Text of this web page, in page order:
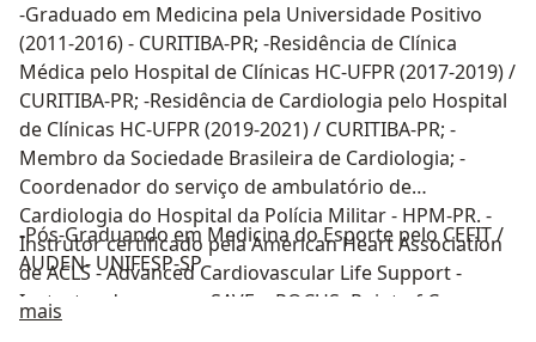
-Graduado em Medicina pela Universidade Positivo
(2011-2016) - CURITIBA-PR; -Residência de Clínica
Médica pelo Hospital de Clínicas HC-UFPR (2017-2019) /
CURITIBA-PR; -Residência de Cardiologia pelo Hospital
de Clínicas HC-UFPR (2019-2021) / CURITIBA-PR; -
Membro da Sociedade Brasileira de Cardiologia; -
Coordenador do serviço de ambulatório de
Cardiologia do Hospital da Polícia Militar - HPM-PR. -
Instrutor certificado pela American Heart Association
de ACLS - Advanced Cardiovascular Life Support -
Instrutor dos cursos SAVE e POCUS- Point of Care
-Pós-Graduando em Medicina do Esporte pelo CEFIT /
AUDEN- UNIFESP-SP
mais